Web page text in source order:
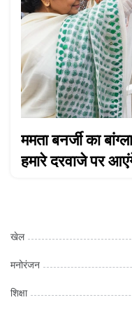
ममता बनर्जी का
हमारे दरवाजे पर
खेल
मनोरंजन
शिक्षा